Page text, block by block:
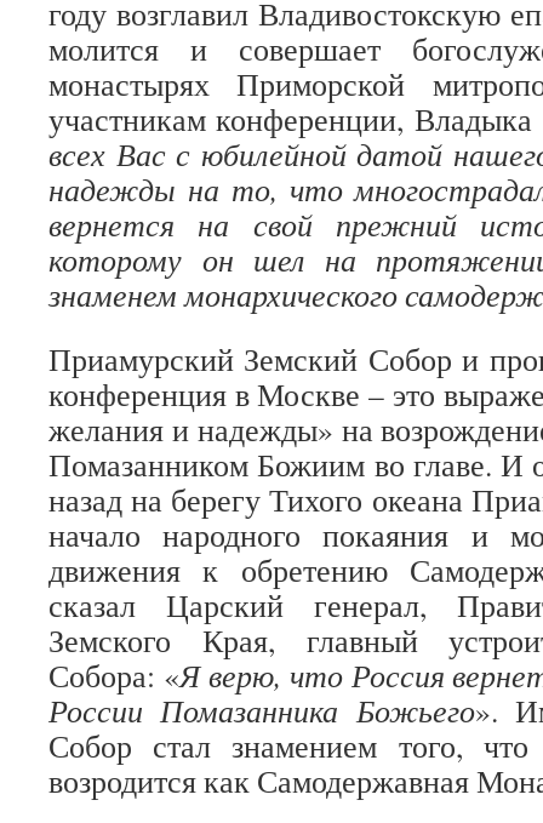
году возглавил Владивостокскую
молится и совершает
монастырях Приморской
участникам конференции, Владыка
всех Вас с юбилейной датой
надежды на то, что
вернется на свой прежний
которому он шел на
знаменем монархического
Приамурский Земский Собор и
конференция в Москве – это
желания и надежды» на
Помазанником Божиим во главе. И
назад на берегу Тихого океана
начало народного покаяния и
движения к обретению
сказал Царский генерал,
Земского Края, главный
Собора: «Я верю, что Россия
России Помазанника Божьего».
Собор стал знамением того, что
возродится как Самодержавная